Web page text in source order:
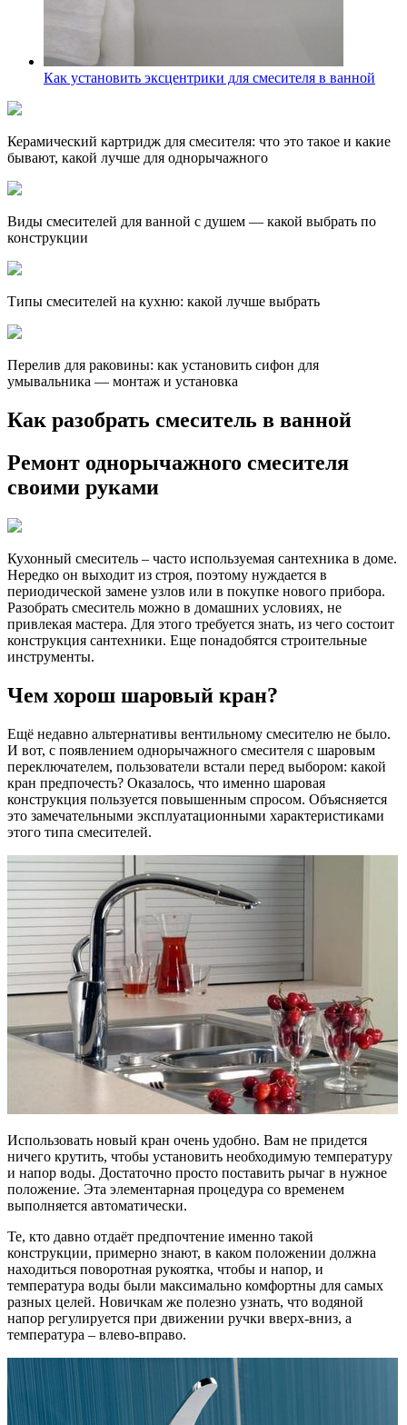
Как установить эксцентрики для смесителя в ванной
Керамический картридж для смесителя: что это такое и какие
бывают, какой лучше для однорычажного
Виды смесителей для ванной с душем — какой выбрать по
конструкции
Типы смесителей на кухню: какой лучше выбрать
Перелив для раковины: как установить сифон для
умывальника — монтаж и установка
Как разобрать смеситель в ванной
Ремонт однорычажного смесителя
своими руками
Кухонный смеситель – часто используемая сантехника в доме.
Нередко он выходит из строя, поэтому нуждается в
периодической замене узлов или в покупке нового прибора.
Разобрать смеситель можно в домашних условиях, не
привлекая мастера. Для этого требуется знать, из чего состоит
конструкция сантехники. Еще понадобятся строительные
инструменты.
Чем хорош шаровый кран?
Ещё недавно альтернативы вентильному смесителю не было.
И вот, с появлением однорычажного смесителя с шаровым
переключателем, пользователи встали перед выбором: какой
кран предпочесть? Оказалось, что именно шаровая
конструкция пользуется повышенным спросом. Объясняется
это замечательными эксплуатационными характеристиками
этого типа смесителей.
Использовать новый кран очень удобно. Вам не придется
ничего крутить, чтобы установить необходимую температуру
и напор воды. Достаточно просто поставить рычаг в нужное
положение. Эта элементарная процедура со временем
выполняется автоматически.
Те, кто давно отдаёт предпочтение именно такой
конструкции, примерно знают, в каком положении должна
находиться поворотная рукоятка, чтобы и напор, и
температура воды были максимально комфортны для самых
разных целей. Новичкам же полезно узнать, что водяной
напор регулируется при движении ручки вверх-вниз, а
температура – влево-вправо.